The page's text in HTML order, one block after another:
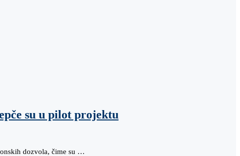
su u pilot projektu
dozvola, čime su …